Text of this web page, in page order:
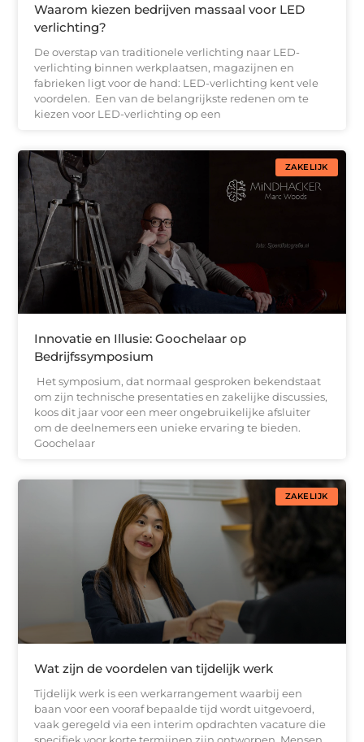
Waarom kiezen bedrijven massaal voor LED
verlichting?
De overstap van traditionele verlichting naar LED-
verlichting binnen werkplaatsen, magazijnen en
fabrieken ligt voor de hand: LED-verlichting kent vele
voordelen. Een van de belangrijkste redenen om te
kiezen voor LED-verlichting op een
ZAKELIJK
Innovatie en Illusie: Goochelaar op
Bedrijfssymposium
Het symposium, dat normaal gesproken bekendstaat
om zijn technische presentaties en zakelijke discussies,
koos dit jaar voor een meer ongebruikelijke afsluiter
om de deelnemers een unieke ervaring te bieden.
Goochelaar
ZAKELIJK
Wat zijn de voordelen van tijdelijk werk
Tijdelijk werk is een werkarrangement waarbij een
baan voor een vooraf bepaalde tijd wordt uitgevoerd,
vaak geregeld via een interim opdrachten vacature die